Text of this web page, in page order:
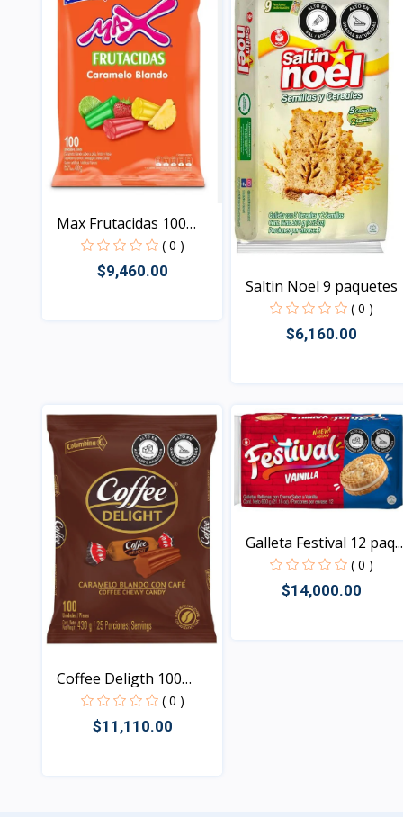
Max Frutacidas 100
unid...
( 0 )
$9,460.00
Saltin Noel 9 paquetes
( 0 )
$6,160.00
Coffee Deligth 100
unid...
( 0 )
$11,110.00
Galleta Festival 12 paq...
( 0 )
$14,000.00